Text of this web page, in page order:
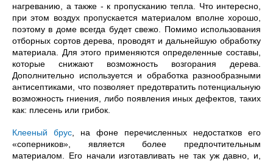
нагреванию, а также - к пропусканию тепла. Что интересно,
при этом воздух пропускается материалом вполне хорошо,
поэтому в доме всегда будет свежо. Помимо использования
отборных сортов дерева, проводят и дальнейшую обработку
материала. Для этого применяются определенные составы,
которые снижают возможность возгорания дерева.
Дополнительно используется и обработка разнообразными
антисептиками, что позволяет предотвратить потенциальную
возможность гниения, либо появления иных дефектов, таких
как: плесень или грибок.
Клееный брус , на фоне перечисленных недостатков его
«соперников», является более предпочтительным
материалом. Его начали изготавливать не так уж давно, и,